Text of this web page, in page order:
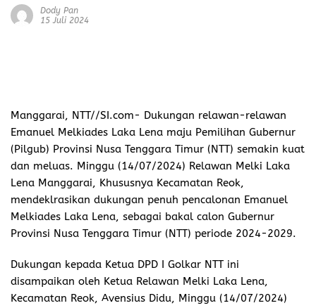
Dody Pan
15 Juli 2024
Manggarai, NTT//SI.com- Dukungan relawan-relawan
Emanuel Melkiades Laka Lena maju Pemilihan Gubernur
(Pilgub) Provinsi Nusa Tenggara Timur (NTT) semakin kuat
dan meluas. Minggu (14/07/2024) Relawan Melki Laka
Lena Manggarai, Khususnya Kecamatan Reok,
mendeklrasikan dukungan penuh pencalonan Emanuel
Melkiades Laka Lena, sebagai bakal calon Gubernur
Provinsi Nusa Tenggara Timur (NTT) periode 2024-2029.
Dukungan kepada Ketua DPD I Golkar NTT ini
disampaikan oleh Ketua Relawan Melki Laka Lena,
Kecamatan Reok, Avensius Didu, Minggu (14/07/2024)